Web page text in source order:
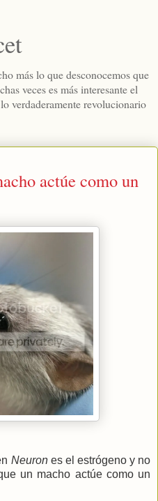
más lo que desconocemos que
veces es más interesante el
verdaderamente revolucionario
actúe como un
Neurones el estrógeno y no
un macho actúe como un